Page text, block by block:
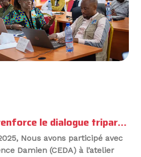
Action Damien renforce le dialogue tripartite pour une meilleure prise en charge de la tuberculose
Nous avons participé avec
Damien (CEDA) à l’atelier